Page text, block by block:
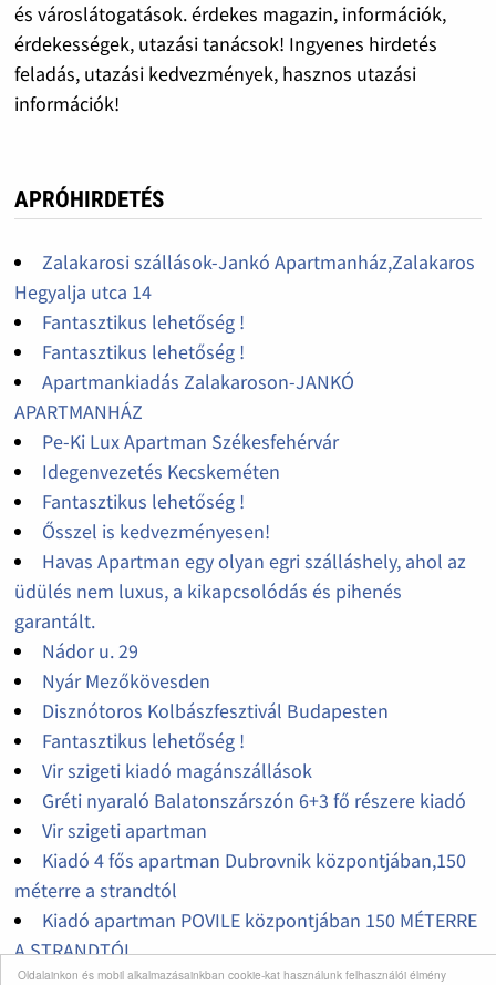
Oldalainkon és mobil alkalmazásainkban cookie-kat használunk felhasználói élmény
és városlátogatások. érdekes magazin, információk,
érdekességek, utazási tanácsok! Ingyenes hirdetés
feladás, utazási kedvezmények, hasznos utazási
információk!
APRÓHIRDETÉS
Zalakarosi szállások-Jankó Apartmanház,Zalakaros
Hegyalja utca 14
Fantasztikus lehetőség !
Fantasztikus lehetőség !
Apartmankiadás Zalakaroson-JANKÓ
APARTMANHÁZ
Pe-Ki Lux Apartman Székesfehérvár
Idegenvezetés Kecskeméten
Fantasztikus lehetőség !
Ősszel is kedvezményesen!
Havas Apartman egy olyan egri szálláshely, ahol az
üdülés nem luxus, a kikapcsolódás és pihenés
garantált.
Nádor u. 29
Nyár Mezőkövesden
Disznótoros Kolbászfesztivál Budapesten
Fantasztikus lehetőség !
Vir szigeti kiadó magánszállások
Gréti nyaraló Balatonszárszón 6+3 fő részere kiadó
Vir szigeti apartman
Kiadó 4 fős apartman Dubrovnik központjában,150
méterre a strandtól
Kiadó apartman POVILE központjában 150 MÉTERRE
A STRANDTÓL